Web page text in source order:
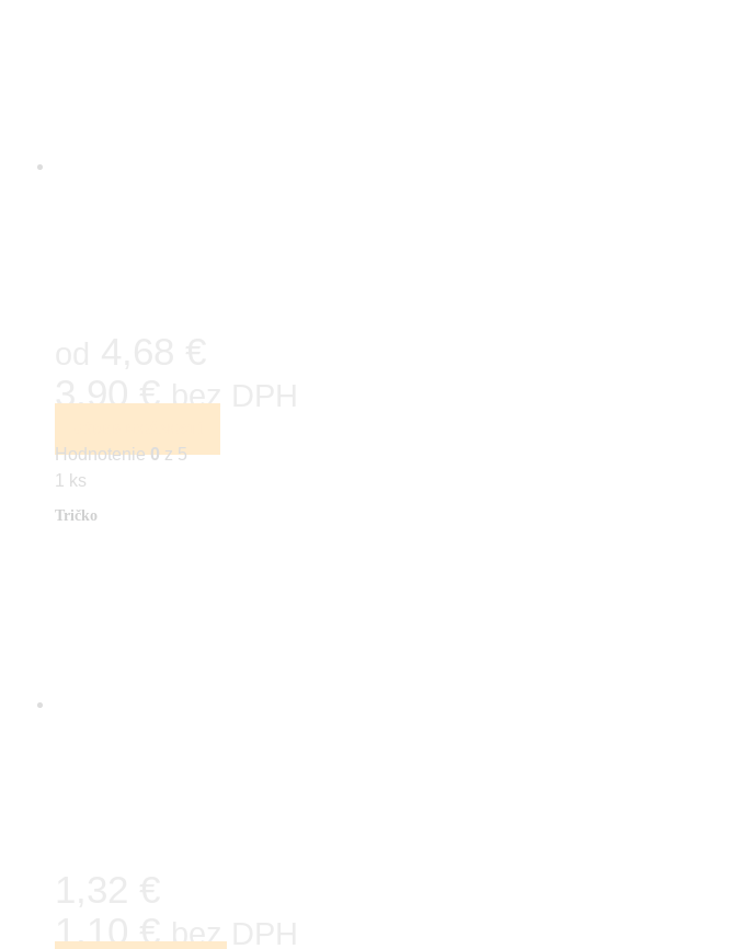
3,90 €bez DPH
Hodnotenie0z 5
1 ks
Tričko
1,10 €bez DPH